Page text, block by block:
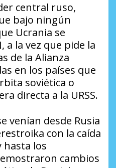
central ruso,
bajo ningún
Ucrania se
a la vez que pide la
de la Alianza
en los países que
soviética o
directa a la URSS.
venían desde Rusia
con la caída
hasta los
cambios